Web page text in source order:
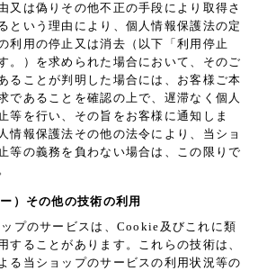
又は偽りその他不正の手段により取得さ
という理由により、個人情報保護法の定
利用の停止又は消去（以下「利用停止
。）を求められた場合において、そのご
ることが判明した場合には、お客様ご本
であることを確認の上で、遅滞なく個人
等を行い、その旨をお客様に通知しま
情報保護法その他の法令により、当ショ
等の義務を負わない場合は、この限りで
）その他の技術の利用
ップのサービスは、Cookie及びこれに類
することがあります。これらの技術は、
る当ショップのサービスの利用状況等の